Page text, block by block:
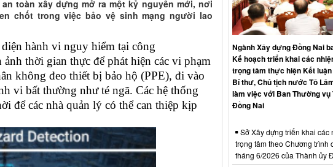
toàn xây dựng mở ra một kỷ nguyên mới, nơi
chốt trong việc bảo vệ sinh mạng người lao
hành vi nguy hiểm tại công
thời gian thực để phát hiện các vi phạm
không đeo thiết bị bảo hộ (PPE), đi vào
vi bất thường như té ngã. Các hệ thống
để các nhà quản lý có thể can thiệp kịp
Ngành Xây dựng Đồng Nai
Kế hoạch triển khai các
trọng tâm thực hiện Kết luận
Bí thư, Chủ tịch nước Tô
làm việc với Ban Thường vụ
Đồng Nai
Sở Xây dựng triển khai các
trọng tâm theo Chương trình
tháng 6/2026 của Thành ủy